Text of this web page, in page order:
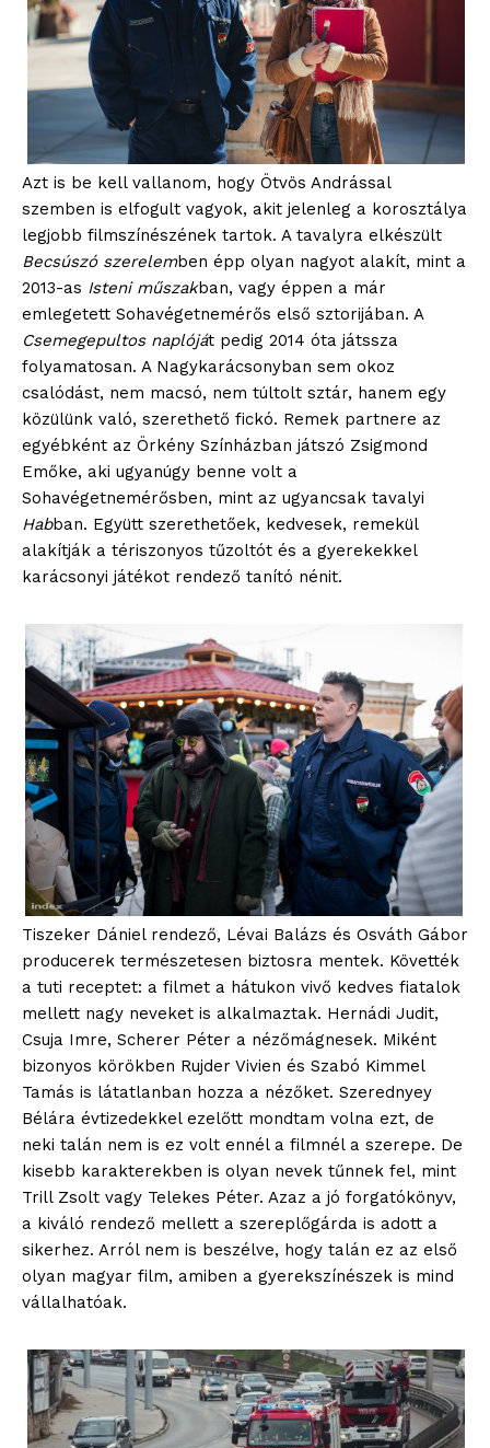
Azt is be kell vallanom, hogy Ötvös Andrással
szemben is elfogult vagyok, akit jelenleg a korosztálya
legjobb filmszínészének tartok. A tavalyra elkészült
Becsúszó szerelemben épp olyan nagyot alakít, mint a
2013-as Isteni műszakban, vagy éppen a már
emlegetett Sohavégetnemérős első sztorijában. A
Csemegepultos naplóját pedig 2014 óta játssza
folyamatosan. A Nagykarácsonyban sem okoz
csalódást, nem macsó, nem túltolt sztár, hanem egy
közülünk való, szerethető fickó. Remek partnere az
egyébként az Örkény Színházban játszó Zsigmond
Emőke, aki ugyanúgy benne volt a
Sohavégetnemérősben, mint az ugyancsak tavalyi
Habban. Együtt szerethetőek, kedvesek, remekül
alakítják a tériszonyos tűzoltót és a gyerekekkel
karácsonyi játékot rendező tanító nénit.
Tiszeker Dániel rendező, Lévai Balázs és Osváth Gábor
producerek természetesen biztosra mentek. Követték
a tuti receptet: a filmet a hátukon vivő kedves fiatalok
mellett nagy neveket is alkalmaztak. Hernádi Judit,
Csuja Imre, Scherer Péter a nézőmágnesek. Miként
bizonyos körökben Rujder Vivien és Szabó Kimmel
Tamás is látatlanban hozza a nézőket. Szerednyey
Bélára évtizedekkel ezelőtt mondtam volna ezt, de
neki talán nem is ez volt ennél a filmnél a szerepe. De
kisebb karakterekben is olyan nevek tűnnek fel, mint
Trill Zsolt vagy Telekes Péter. Azaz a jó forgatókönyv,
a kiváló rendező mellett a szereplőgárda is adott a
sikerhez. Arról nem is beszélve, hogy talán ez az első
olyan magyar film, amiben a gyerekszínészek is mind
vállalhatóak.